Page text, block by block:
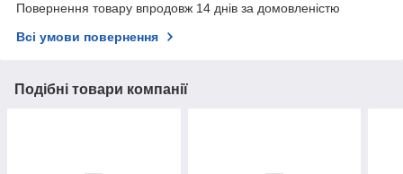
Повернення товару впродовж 14 днів за домовленістю
Всі умови повернення
Подібні товари компанії